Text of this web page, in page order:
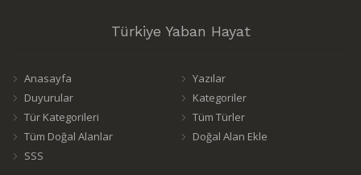
Türkiye Yaban Hayat
Anasayfa
Yazılar
Duyurular
Kategoriler
Tür Kategorileri
Tüm Türler
Tüm Doğal Alanlar
Doğal Alan Ekle
SSS